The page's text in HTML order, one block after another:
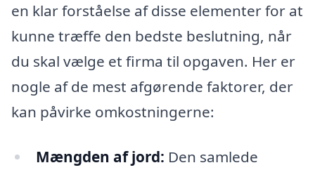
en klar forståelse af disse elementer for at
kunne træffe den bedste beslutning, når
du skal vælge et firma til opgaven. Her er
nogle af de mest afgørende faktorer, der
kan påvirke omkostningerne:
Mængden af jord: Den samlede